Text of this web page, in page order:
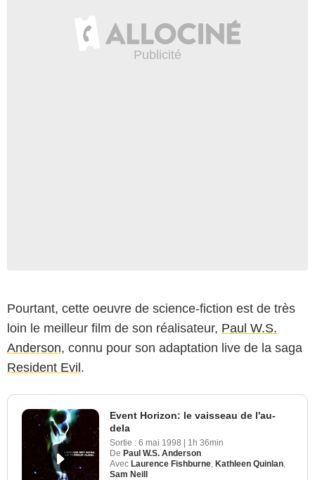
Pourtant, cette oeuvre de science-fiction est de très
loin le meilleur film de son réalisateur, Paul W.S.
Anderson, connu pour son adaptation live de la saga
Resident Evil.
Event Horizon: le vaisseau de l'au-
dela
Sortie : 6 mai 1998 | 1h 36min
De Paul W.S. Anderson
Avec Laurence Fishburne Kathleen Quinlan
Sam Neill